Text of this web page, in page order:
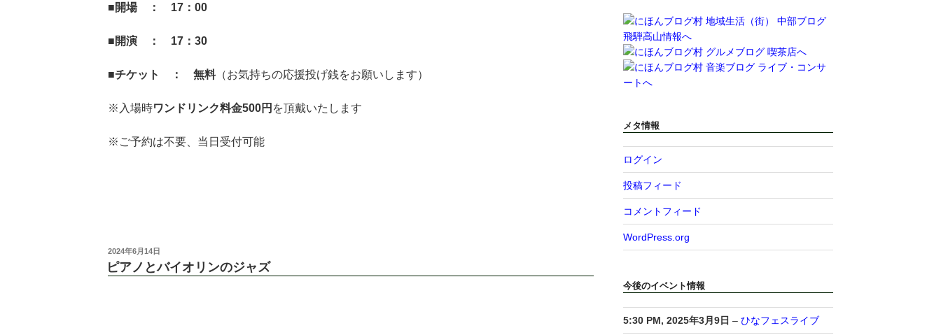
■開場 ： 17：00
■開演 ： 17：30
■チケット ： 無料（お気持ちの応援投げ銭をお願いします）
※入場時ワンドリンク料金500円 を頂戴いたします
※ご予約は不要、当日受付可能
2024年6月14日
ピアノとバイオリンのジャズ
メタ情報
ログイン
投稿フィード
コメントフィード
WordPress.org
今後のイベント情報
5:30 PM, 2025年3月9日 – ひなフェスライブ